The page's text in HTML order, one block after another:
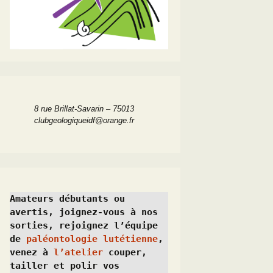
8 rue Brillat-Savarin – 75013
clubgeologiqueidf@orange.fr
Amateurs débutants ou
avertis, joignez-vous à nos
sorties, rejoignez l’équipe
de paléontologie lutétienne,
venez à l’atelier couper,
tailler et polir vos